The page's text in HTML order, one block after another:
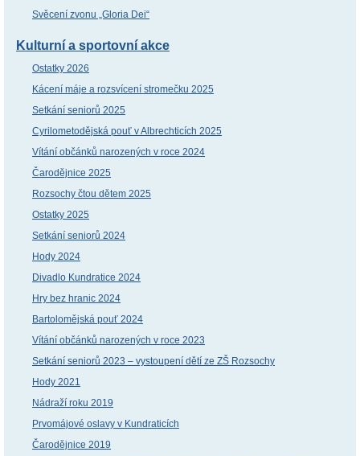
Svěcení zvonu „Gloria Dei“
Kulturní a sportovní akce
Ostatky 2026
Kácení máje a rozsvícení stromečku 2025
Setkání seniorů 2025
Cyrilometodějská pouť v Albrechticích 2025
Vítání občánků narozených v roce 2024
Čarodějnice 2025
Rozsochy čtou dětem 2025
Ostatky 2025
Setkání seniorů 2024
Hody 2024
Divadlo Kundratice 2024
Hry bez hranic 2024
Bartolomějská pouť 2024
Vítání občánků narozených v roce 2023
Setkání seniorů 2023 – vystoupení dětí ze ZŠ Rozsochy
Hody 2021
Nádraží roku 2019
Prvomájové oslavy v Kundraticích
Čarodějnice 2019